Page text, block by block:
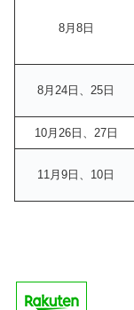
8月8日
8月24日、25日
10月26日、27日
11月9日、10日